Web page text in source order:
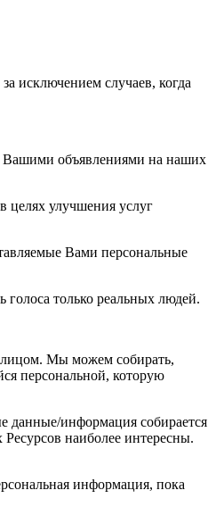
исключением случаев, когда
Вашими объявлениями на наших
целях улучшения услуг
Вами персональные
только реальных людей.
Мы можем собирать,
персональной, которую
данные/информация собирается
наиболее интересны.
информация, пока